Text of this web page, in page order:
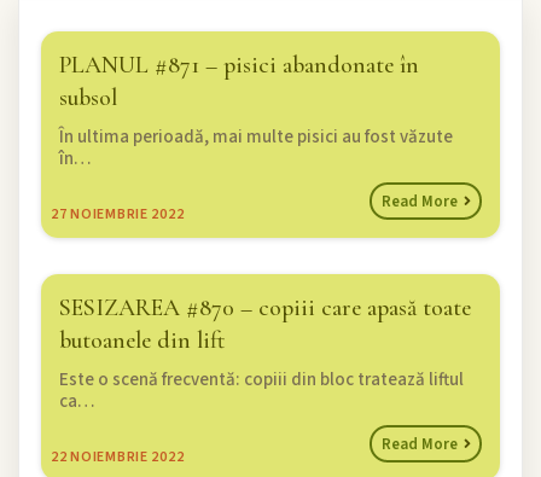
PLANUL #871 – pisici abandonate în
subsol
27NOIEMBRIE 2022
În ultima perioadă, mai multe pisici au fost văzute
în…
Read More
SESIZAREA #870 – copiii care apasă toate
butoanele din lift
22NOIEMBRIE 2022
Este o scenă frecventă: copiii din bloc tratează liftul
ca…
Read More